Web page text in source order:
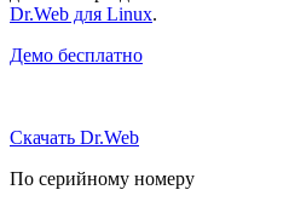
Dr.Web для Linux.
Демо бесплатно
Скачать Dr.Web
По серийному номеру